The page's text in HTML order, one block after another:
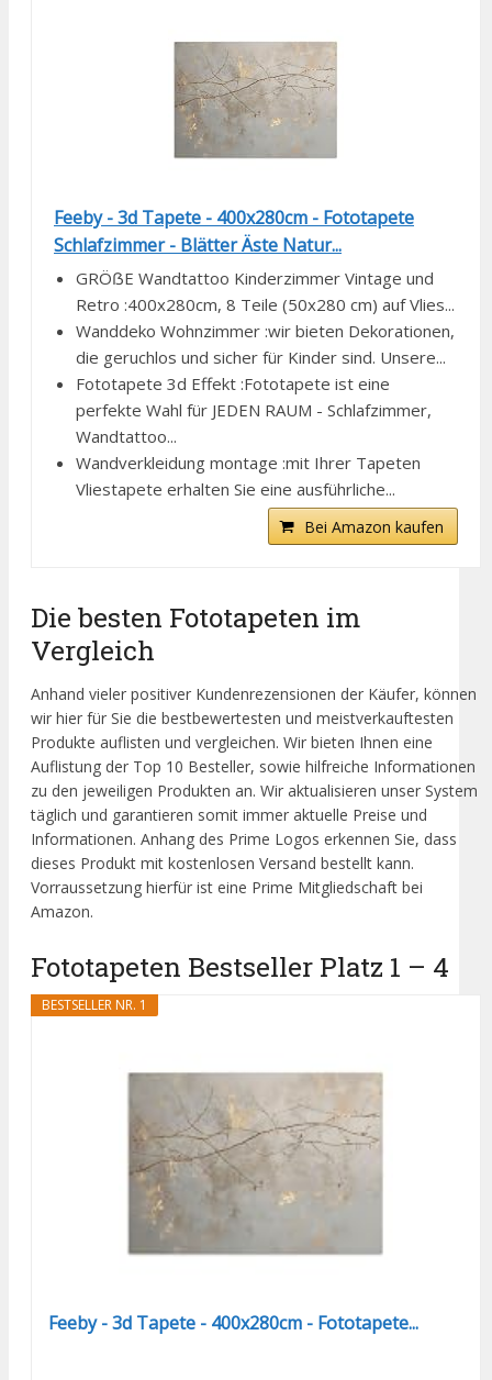
Feeby - 3d Tapete - 400x280cm - Fototapete
Schlafzimmer - Blätter Äste Natur...
GRÖẞE Wandtattoo Kinderzimmer Vintage und
Retro :400x280cm, 8 Teile (50x280 cm) auf Vlies...
Wanddeko Wohnzimmer :wir bieten Dekorationen,
die geruchlos und sicher für Kinder sind. Unsere...
Fototapete 3d Effekt :Fototapete ist eine
perfekte Wahl für JEDEN RAUM - Schlafzimmer,
Wandtattoo...
Wandverkleidung montage :mit Ihrer Tapeten
Vliestapete erhalten Sie eine ausführliche...
Bei Amazon kaufen
Die besten Fototapeten im
Vergleich
Anhand vieler positiver Kundenrezensionen der Käufer, können
wir hier für Sie die bestbewertesten und meistverkauftesten
Produkte auflisten und vergleichen. Wir bieten Ihnen eine
Auflistung der Top 10 Besteller, sowie hilfreiche Informationen
zu den jeweiligen Produkten an. Wir aktualisieren unser System
täglich und garantieren somit immer aktuelle Preise und
Informationen. Anhang des Prime Logos erkennen Sie, dass
dieses Produkt mit kostenlosen Versand bestellt kann.
Vorraussetzung hierfür ist eine Prime Mitgliedschaft bei
Amazon.
Fototapeten Bestseller Platz 1 – 4
BESTSELLER NR. 1
Feeby - 3d Tapete - 400x280cm - Fototapete...